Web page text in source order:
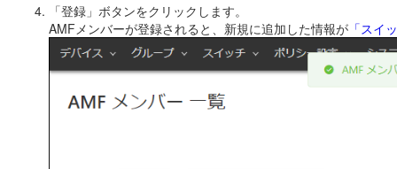
「登録」ボタンをクリックします。
AMFメンバーが登録されると、新規に追加した情報が 「スイ